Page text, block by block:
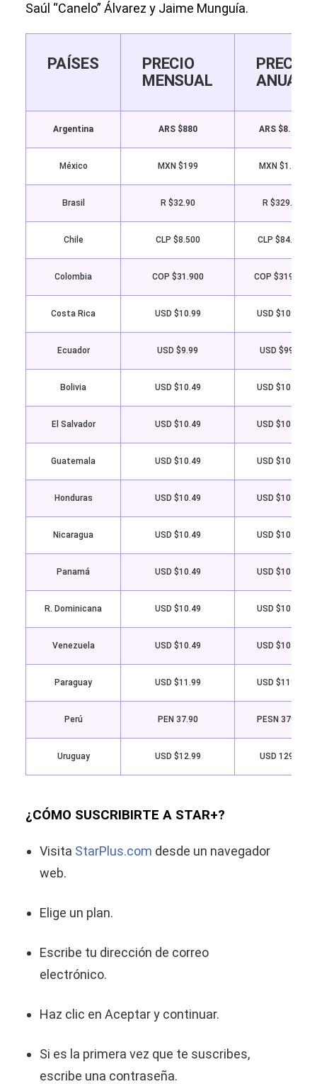
Saúl “Canelo” Álvarez y Jaime Munguía.
PAÍSES
PRECIO
MENSUAL
PRECIO
ANUAL
Argentina ARS $880 ARS $8.880
México MXN $199 MXN $1.999
Brasil R $32.90 R $329.90
Chile CLP $8.500 CLP $84.900
Colombia COP $31.900 COP $319.900
Costa Rica USD $10.99 USD $109.99
Ecuador USD $9.99 USD $99.99
Bolivia USD $10.49 USD $104.99
El Salvador USD $10.49 USD $104.99
Guatemala USD $10.49 USD $104.99
Honduras USD $10.49 USD $104.99
Nicaragua USD $10.49 USD $104.99
Panamá USD $10.49 USD $104.99
R. Dominicana USD $10.49 USD $104.99
Venezuela USD $10.49 USD $104.99
Paraguay USD $11.99 USD $119.99
Perú PEN 37.90 PESN 379.90
Uruguay USD $12.99 USD 129.99
¿CÓMO SUSCRIBIRTE A STAR+?
Visita StarPlus.com desde un navegador
web.
Elige un plan.
Escribe tu dirección de correo
electrónico.
Haz clic en Aceptar y continuar.
Si es la primera vez que te suscribes,
escribe una contraseña.